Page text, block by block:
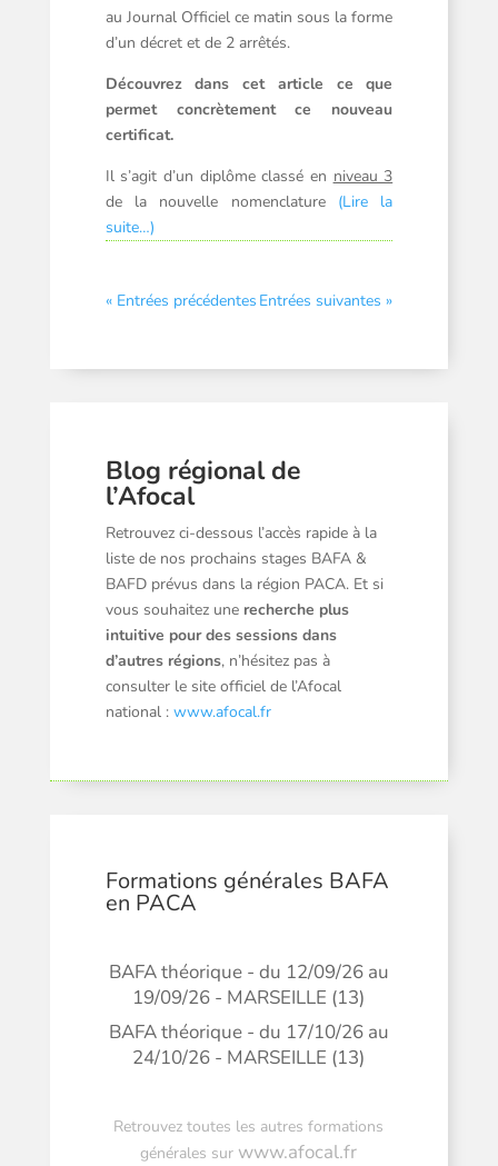
au Journal Officiel ce matin sous la forme
d’un décret et de 2 arrêtés.
Découvrez dans cet article ce que
permet concrètement ce nouveau
certificat.
Il s’agit d’un diplôme classé en niveau 3
de la nouvelle nomenclature (Lire la
suite…)
« Entrées précédentes Entrées suivantes »
Blog régional de
l’Afocal
Retrouvez ci-dessous l’accès rapide à la
liste de nos prochains stages BAFA &
BAFD prévus dans la région PACA. Et si
vous souhaitez une recherche plus
intuitive pour des sessions dans
d’autres régions, n’hésitez pas à
consulter le site officiel de l’Afocal
national : www.afocal.fr
Formations générales BAFA
en PACA
BAFA théorique - du 12/09/26 au
19/09/26 - MARSEILLE (13)
BAFA théorique - du 17/10/26 au
24/10/26 - MARSEILLE (13)
Retrouvez toutes les autres formations
générales sur www.afocal.fr